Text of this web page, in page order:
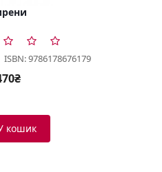
ISBN: 9786178676179
кошик